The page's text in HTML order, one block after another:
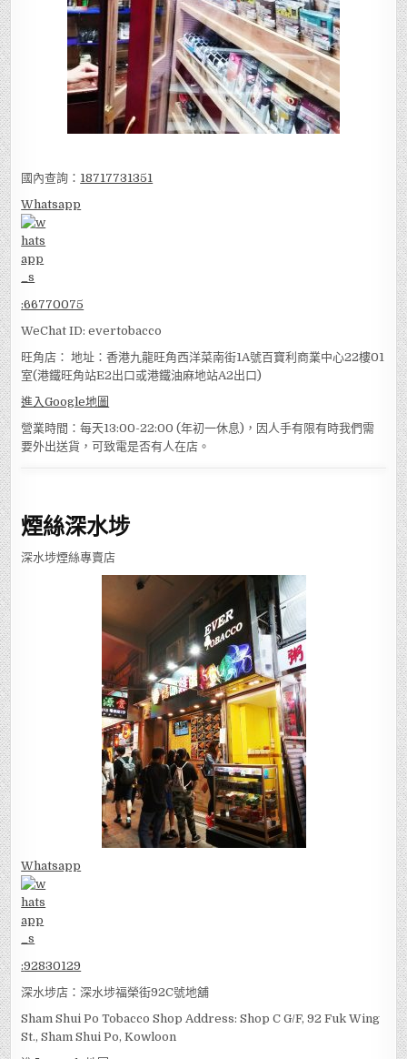
國內查詢： 18717731351
Whatsapp
:66770075
WeChat ID: evertobacco
旺角店： 地址：香港九龍旺角西洋菜南街1A號百寶利商業中心22樓01
室(港鐵旺角站E2出口或港鐵油麻地站A2出口)
進入Google地圖
營業時間：每天13:00-22:00 (年初一休息)，因人手有限有時我們需
要外出送貨，可致電是否有人在店。
煙絲深水埗
深水埗煙絲專賣店
Whatsapp
:92830129
深水埗店：深水埗福榮街92C號地舖
Sham Shui Po Tobacco Shop Address: Shop C G/F, 92 Fuk Wing
St., Sham Shui Po, Kowloon